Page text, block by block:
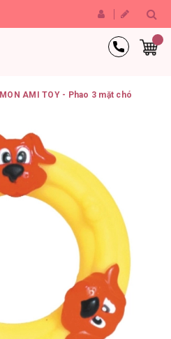
MON AMI TOY - Phao 3 mặt chó